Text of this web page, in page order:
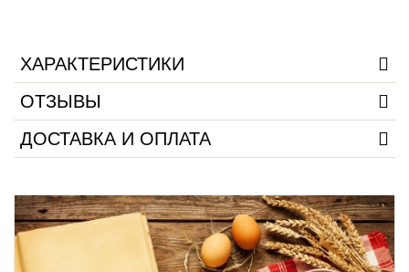
ХАРАКТЕРИСТИКИ
ОТЗЫВЫ
ДОСТАВКА И ОПЛАТА